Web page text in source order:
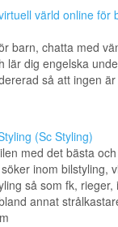
värld online för
barn, chatta med
lär dig engelska
så att ingen
(Sc Styling)
med det bästa
inom bilstyling,
så som fk,
annat